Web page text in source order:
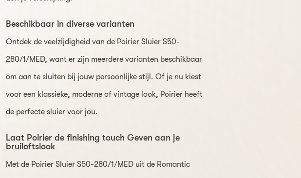
Beschikbaar in diverse varianten
Ontdek de veelzijdigheid van de Poirier Sluier S50-
280/1/MED, want er zijn meerdere varianten beschikbaar
om aan te sluiten bij jouw persoonlijke stijl. Of je nu kiest
voor een klassieke, moderne of vintage look, Poirier heeft
de perfecte sluier voor jou.
Laat Poirier de finishing touch Geven aan je
bruiloftslook
Met de Poirier Sluier S50-280/1/MED uit de Romantic